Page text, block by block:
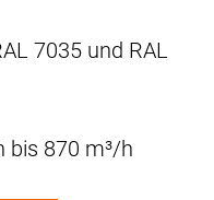
7035 und RAL
bis 870 m³/h